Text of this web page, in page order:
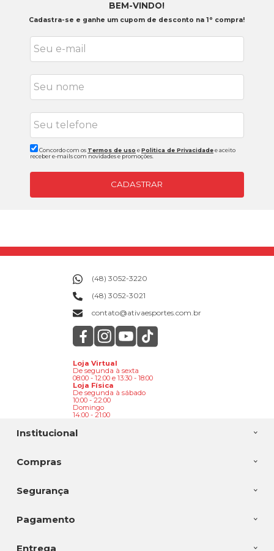
BEM-VINDO!
Cadastra-se e ganhe um cupom de desconto na 1° compra!
Concordo com os Termos de uso ePolitica de Privacidadee aceito
receber e-mails com novidades e promoções.
CADASTRAR
Institucional
Compras
(48) 3052-3220
(48) 3052-3021
contato@ativaesportes.com.br
Loja Virtual
De segunda à sexta
08:00 - 12:00 e 13:30 - 18:00
Loja Física
De segunda à sábado
10:00 - 22:00
Domingo
14:00 - 21:00
Segurança
Pagamento
Entrega